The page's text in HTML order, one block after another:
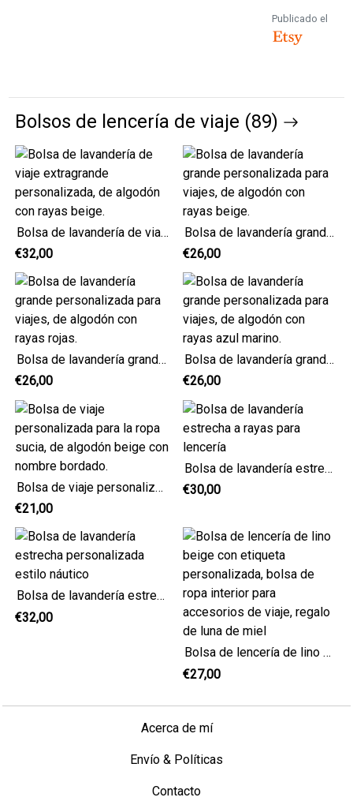
Publicado el
Bolsos de lencería de viaje (89)
Bolsa de lavandería de viaje extragrande personalizada, de algodón con rayas beige.
€32,00
Bolsa de lavandería grande personalizada para viajes, de algodón con rayas beige.
€26,00
Bolsa de lavandería grande personalizada para viajes, de algodón con rayas rojas.
€26,00
Bolsa de lavandería grande personalizada para viajes, de algodón con rayas azul marino.
€26,00
Bolsa de viaje personalizada para la ropa sucia, de algodón beige con nombre bordado.
€21,00
Bolsa de lavandería estrecha a rayas para lencería
€30,00
Bolsa de lavandería estrecha personalizada estilo náutico
€32,00
Bolsa de lencería de lino beige con etiqueta personalizada, bolsa de ropa interior para accesorios de viaje, regalo de luna de miel
€27,00
Acerca de mí
Envío & Políticas
Contacto